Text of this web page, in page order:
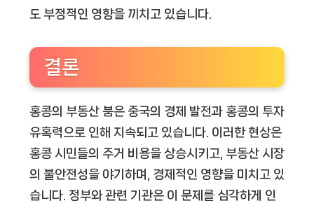
도 부정적인 영향을 끼치고 있습니다.
결론
홍콩의 부동산 붐은 중국의 경제 발전과 홍콩의 투자
유혹력으로 인해 지속되고 있습니다. 이러한 현상은
홍콩 시민들의 주거 비용을 상승시키고, 부동산 시장
의 불안전성을 야기하며, 경제적인 영향을 미치고 있
습니다. 정부와 관련 기관은 이 문제를 심각하게 인